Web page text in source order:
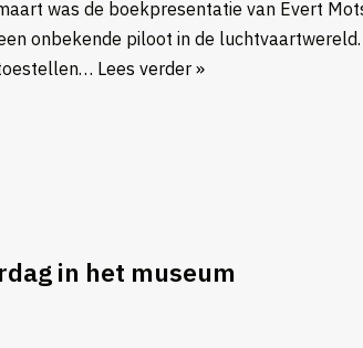
was de boekpresentatie van Evert
onbekende piloot in de
Lees verder »
in het museum